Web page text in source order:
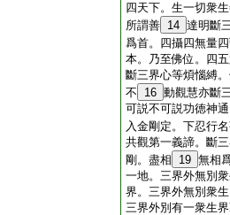
四天下。生一切衆
所謂善 14 達明斷
爲首。四攝四無量
本。乃至佛位。四
斷三界心等煩惱縛
不
16 動觀慧亦斷
可説不可説功徳神
入金剛定。下忍行
共觀第一義諦。斷
剛。盡相
19 無相
一地。三界外無別
界。三界外無別衆
三界外別有一衆生